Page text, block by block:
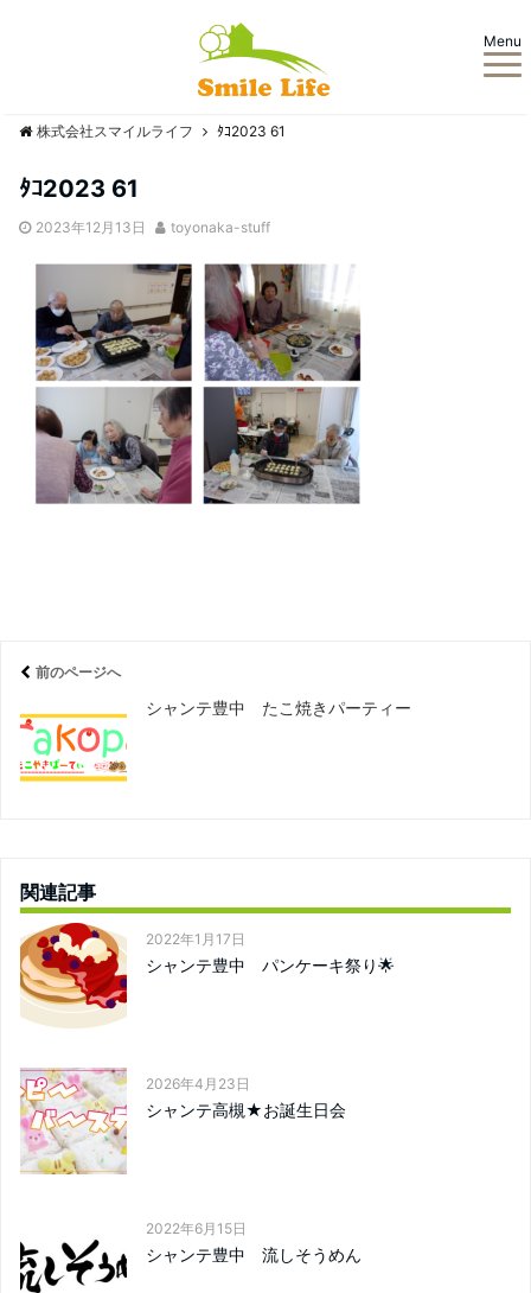
Menu
株式会社スマイルライフ ﾀｺ2023 61
ﾀｺ2023 61
2023年12月13日 toyonaka-stuff
前のページへ
シャンテ豊中 たこ焼きパーティー
関連記事
2022年1月17日
シャンテ豊中 パンケーキ祭り🌟
2026年4月23日
シャンテ高槻★お誕生日会
2022年6月15日
シャンテ豊中 流しそうめん